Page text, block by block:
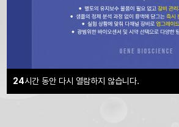
24시간 동안 다시 열람하지 않습니다.
초고해상도 고용량 및 세
측정마다 최고 수준의 정밀
고유한 엔지니어링 덕분에
제거됩니다.